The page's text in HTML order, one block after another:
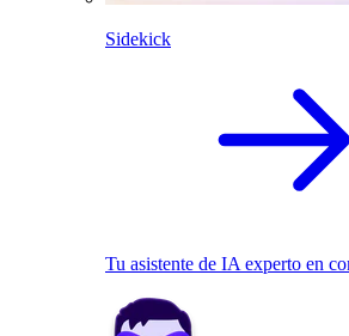
Sidekick
Tu asistente de IA experto en